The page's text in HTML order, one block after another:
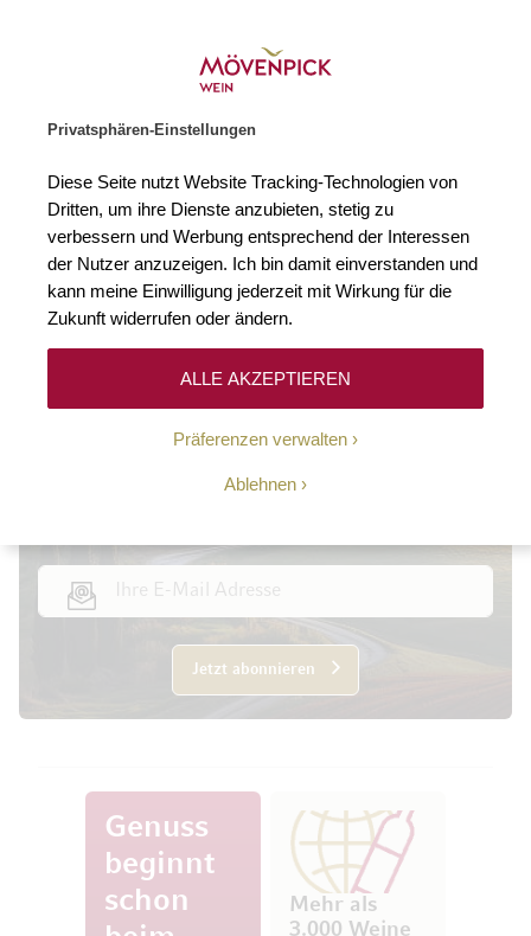
Privatsphären-Einstellungen
Diese Seite nutzt Website Tracking-Technologien von
Dritten, um ihre Dienste anzubieten, stetig zu
verbessern und Werbung entsprechend der Interessen
der Nutzer anzuzeigen. Ich bin damit einverstanden und
kann meine Einwilligung jederzeit mit Wirkung für die
Zukunft widerrufen oder ändern.
Präferenzen verwalten
Ablehnen
ALLE AKZEPTIEREN
Keine Ergebnisse
10-Euro-Willkommens-
Jetzt abonnieren
Genuss
beginnt
schon
Mehr als
3.000 Weine